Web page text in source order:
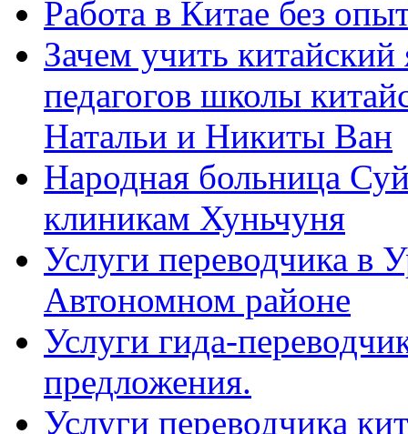
Работа в Китае без
Зачем учить
педагогов школы
Натальи и Никиты Ван
Народная больница
клиникам Хуньчуня
Услуги переводчика в
Автономном районе
Услуги гида-
предложения.
Услуги переводчика